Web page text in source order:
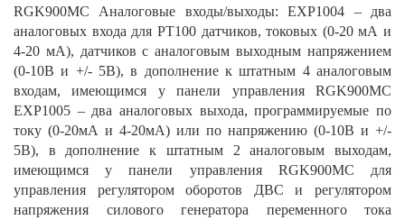
RGK900MC Аналоговые входы/выходы: EXP1004 – два
аналоговых входа для PT100 датчиков, токовых (0-20 мА и
4-20 мА), датчиков с аналоговым выходным напряжением
(0-10В и +/- 5В), в дополнение к штатным 4 аналоговым
входам, имеющимся у панели управления RGK900MC
EXP1005 – два аналоговых выхода, программируемые по
току (0-20мА и 4-20мА) или по напряжению (0-10В и +/-
5В), в дополнение к штатным 2 аналоговым выходам,
имеющимся у панели управления RGK900MC для
управления регулятором оборотов ДВС и регулятором
напряжения силового генератора переменного тока